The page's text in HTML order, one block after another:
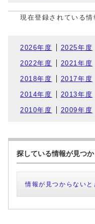
現在登録されている情
2026年度 2025年度
2022年度 2021年度
2018年度 2017年度
2014年度 2013年度
2010年度 2009年度
探している情報が見つ
情報が見つからないと